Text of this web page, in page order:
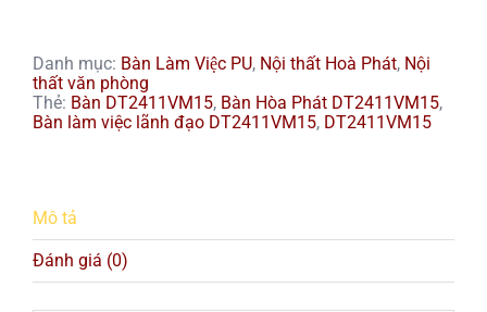
DT2411VM15
số
lượng
Danh mục: Bàn Làm Việc PU, Nội thất Hoà Phát, Nội
thất văn phòng
Thẻ: Bàn DT2411VM15, Bàn Hòa Phát DT2411VM15,
Bàn làm việc lãnh đạo DT2411VM15, DT2411VM15
Mô tả
Đánh giá (0)